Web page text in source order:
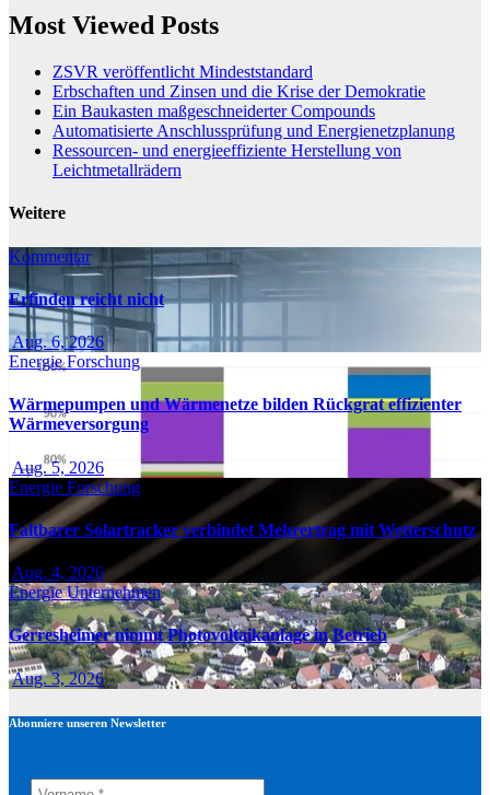
Most Viewed Posts
ZSVR veröffentlicht Mindeststandard
Erbschaften und Zinsen und die Krise der Demokratie
Ein Baukasten maßgeschneiderter Compounds
Automatisierte Anschlussprüfung und Energienetzplanung
Ressourcen- und energieeffiziente Herstellung von
Leichtmetallrädern
Weitere
Kommentar
Erfinden reicht nicht
Aug. 6, 2026
EnergieForschung
Wärmepumpen und Wärmenetze bilden Rückgrat effizienter
Wärmeversorgung
Aug. 5, 2026
Energie Forschung
Faltbarer Solartracker verbindet Mehrertrag mit Wetterschutz
Aug. 4, 2026
EnergieUnternehmen
Gerresheimer nimmt Photovoltaikanlage in Betrieb
Aug. 3, 2026
Abonniere unseren Newsletter